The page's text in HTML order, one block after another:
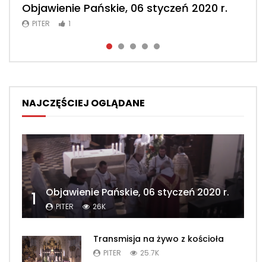
Objawienie Pańskie, 06 styczeń 2020 r.
PITER 1
Msza św. konwentualna, 2 luty 2020 r.
PITER 1
Msza św. konwentualna, 23 luty 2020 r.
PITER 1
Msza św. konwentualna, 2 maj 2020 r.
PITER 1
Msza św. konwentualna, 26 kwiecień
2020 r.
NAJCZĘŚCIEJ OGLĄDANE
1 Objawienie Pańskie, 06 styczeń 2020 r.
PITER 26K
Transmisja na żywo z kościoła
PITER 25.7K